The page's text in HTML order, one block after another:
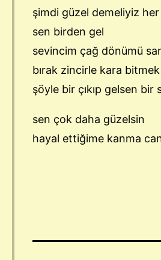
şimdi güzel demeliyiz
sen birden gel
sevincim çağ dönümü
bırak zincirle kara
şöyle bir çıkıp gelsen bir
sen çok daha güzelsin
hayal ettiğime kanma